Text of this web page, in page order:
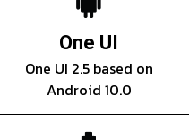
One UI
One UI 2.5 based on
Android 10.0